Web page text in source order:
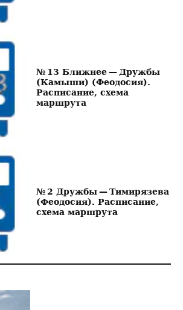
№ 13 Ближнее — Дружбы
(Камыши) (Феодосия).
Расписание, схема
маршрута
№ 2 Дружбы — Тимирязева
(Феодосия). Расписание,
схема маршрута